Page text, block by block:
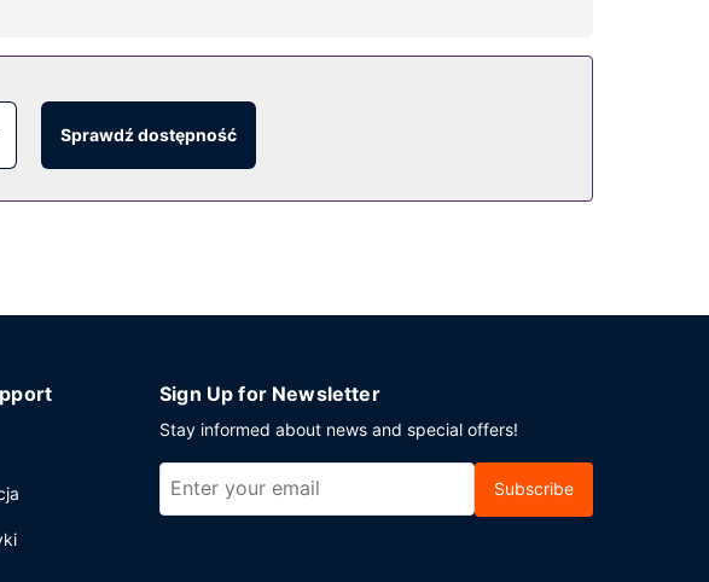
w organizacji biletów/wycieczek i teren piknikowy.
całodobowa. Udogodnienia na miejscu to bezpłatne parkowanie
Sprawdź dostępność
Sign Up for Newsletter
Stay informed about news and special offers!
Subscribe